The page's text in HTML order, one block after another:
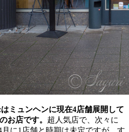
ミュンヘンに現在4店舗展開して
お店です。 超人気店で、次々に